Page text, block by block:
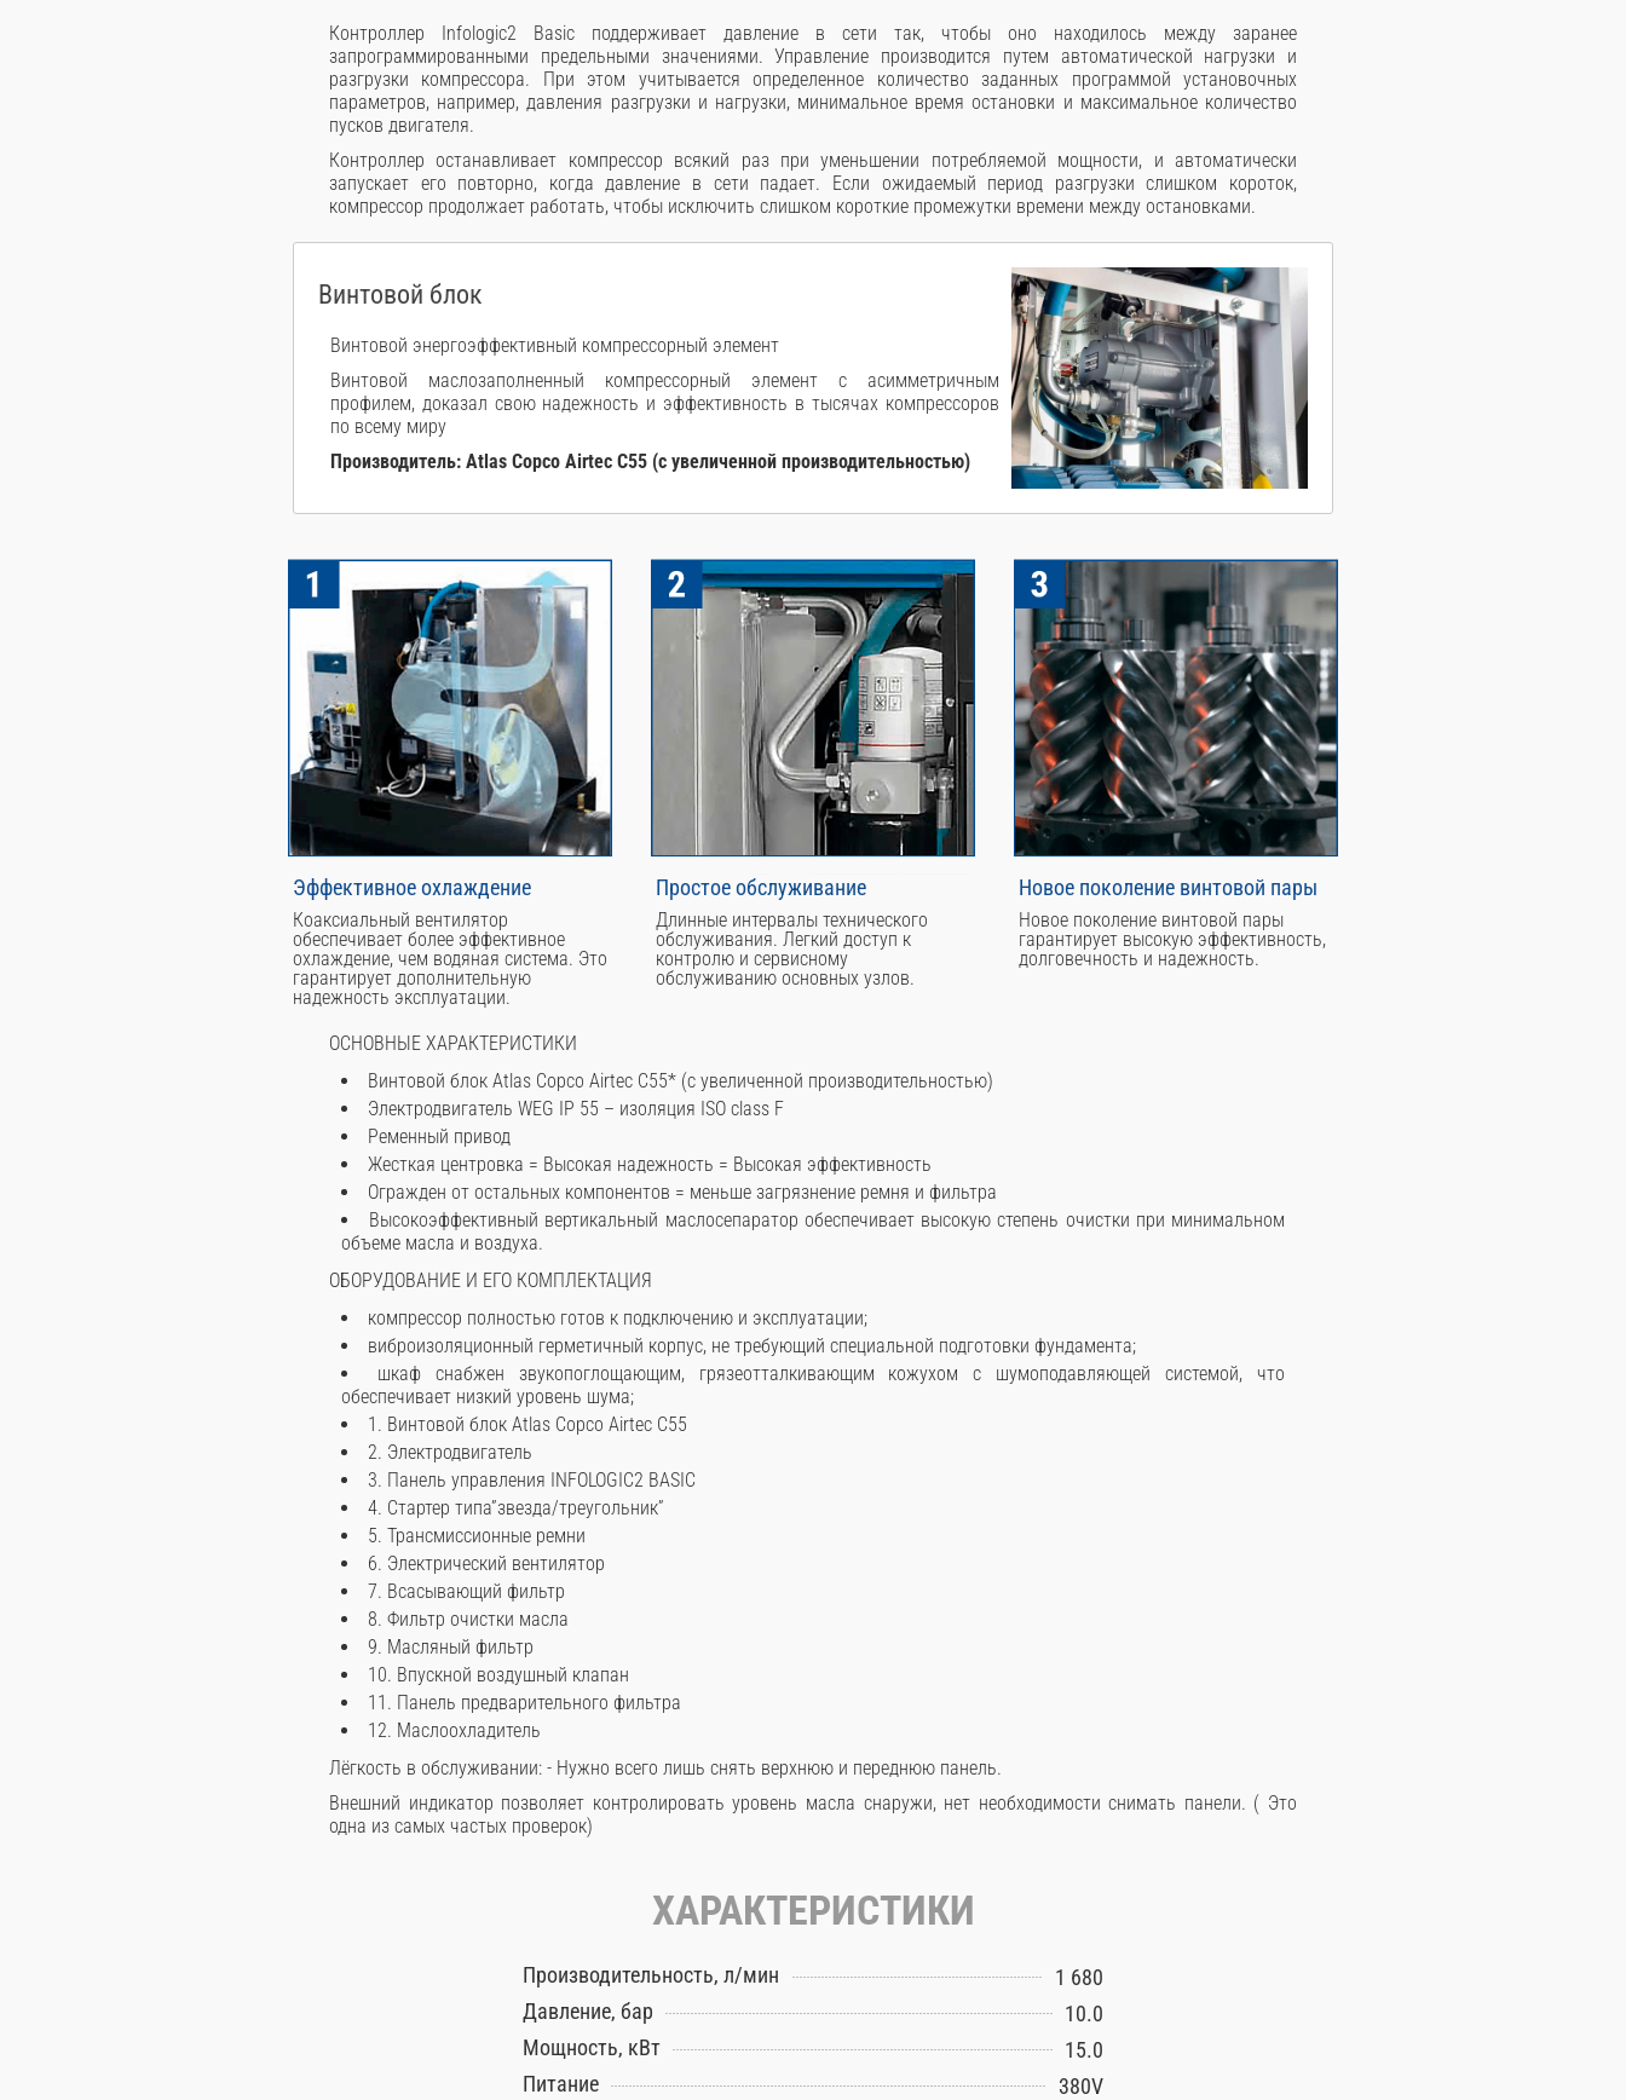
Контроллер Infologic2 Basic поддерживает давление в сети так, чтобы оно находилось между заранее
запрограммированными предельными значениями. Управление производится путем автоматической нагрузки и
разгрузки компрессора. При этом учитывается определенное количество заданных программой установочных
параметров, например, давления разгрузки и нагрузки, минимальное время остановки и максимальное количество
пусков двигателя.
Контроллер останавливает компрессор всякий раз при уменьшении потребляемой мощности, и автоматически
запускает его повторно, когда давление в сети падает. Если ожидаемый период разгрузки слишком короток,
компрессор продолжает работать, чтобы исключить слишком короткие промежутки времени между остановками.
Винтовой блок
Винтовой энергоэффективный компрессорный элемент
Винтовой маслозаполненный компрессорный элемент с асимметричным
профилем, доказал свою надежность и эффективность в тысячах компрессоров
по всему миру
Производитель: Atlas Copco Airtec С55 (с увеличенной производительностью)
Эффективное охлаждение
Коаксиальный вентилятор
обеспечивает более эффективное
охлаждение, чем водяная система. Это
гарантирует дополнительную
надежность эксплуатации.
Простое обслуживание
Длинные интервалы технического
обслуживания. Легкий доступ к
контролю и сервисному
обслуживанию основных узлов.
Новое поколение винтовой пары
Новое поколение винтовой пары
гарантирует высокую эффективность,
долговечность и надежность.
ОСНОВНЫЕ ХАРАКТЕРИСТИКИ
Винтовой блок Atlas Copco Airtec С55* (с увеличенной производительностью)
Электродвигатель WEG IP 55 – изоляция ISO class F
Ременный привод
Жесткая центровка = Высокая надежность = Высокая эффективность
Огражден от остальных компонентов = меньше загрязнение ремня и фильтра
Высокоэффективный вертикальный маслосепаратор обеспечивает высокую степень очистки при минимальном
объеме масла и воздуха.
ОБОРУДОВАНИЕ И ЕГО КОМПЛЕКТАЦИЯ
компрессор полностью готов к подключению и эксплуатации;
виброизоляционный герметичный корпус, не требующий специальной подготовки фундамента;
шкаф снабжен звукопоглощающим, грязеотталкивающим кожухом с шумоподавляющей системой, что
обеспечивает низкий уровень шума;
1. Винтовой блок Atlas Copco Airtec С55
2. Электродвигатель
3. Панель управления INFOLOGIC2 BASIC
4. Стартер типа”звезда/треугольник”
5. Трансмиссионные ремни
6. Электрический вентилятор
7. Всасывающий фильтр
8. Фильтр очистки масла
9. Масляный фильтр
10. Впускной воздушный клапан
11. Панель предварительного фильтра
12. Маслоохладитель
Лёгкость в обслуживании: - Нужно всего лишь снять верхнюю и переднюю панель.
Внешний индикатор позволяет контролировать уровень масла снаружи, нет необходимости снимать панели. ( Это
одна из самых частых проверок)
ХАРАКТЕРИСТИКИ
Производительность, л/мин
1 680
Давление, бар
10.0
Мощность, кВт
15.0
Питание
380V